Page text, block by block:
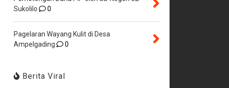
Sukolilo
0
Pagelaran Wayang Kulit di Desa
Ampelgading
0
Berita Viral